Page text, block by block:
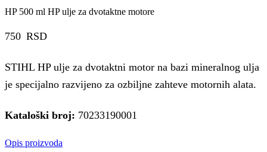
HP 500 ml HP ulje za dvotaktne motore
750 RSD
STIHL HP ulje za dvotaktni motor na bazi mineralnog ulja
je specijalno razvijeno za ozbiljne zahteve motornih alata.
Kataloški broj: 70233190001
Opis proizvoda